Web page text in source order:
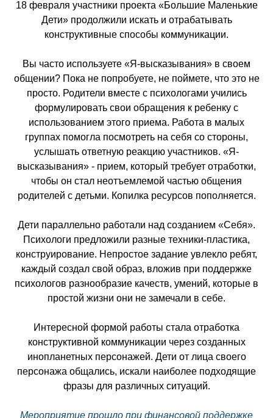
18 февраля участники проекта «Большие Маленькие
Дети» продолжили искать и отрабатывать
конструктивные способы коммуникации.
Вы часто используете «Я-высказывания» в своем
общении? Пока не попробуете, не поймете, что это не
просто. Родители вместе с психологами учились
формулировать свои обращения к ребенку с
использованием этого приема. Работа в малых
группах помогла посмотреть на себя со стороны,
услышать ответную реакцию участников. «Я-
высказывания» - прием, который требует отработки,
чтобы он стал неотъемлемой частью общения
родителей с детьми. Копилка ресурсов пополняется.
Дети параллельно работали над созданием «Себя».
Психологи предложили разные техники-пластика,
конструирование. Непростое задание увлекло ребят,
каждый создал свой образ, вложив при поддержке
психологов разнообразие качеств, умений, которые в
простой жизни они не замечали в себе.
Интересной формой работы стала отработка
конструктивной коммуникации через созданных
инопланетных персонажей. Дети от лица своего
персонажа общались, искали наиболее подходящие
фразы для различных ситуаций.
Мероприятие прошло при финансовой поддержке